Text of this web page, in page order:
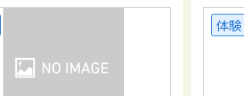
体験